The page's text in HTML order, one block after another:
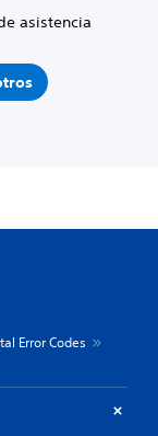
asistencia
Error Codes